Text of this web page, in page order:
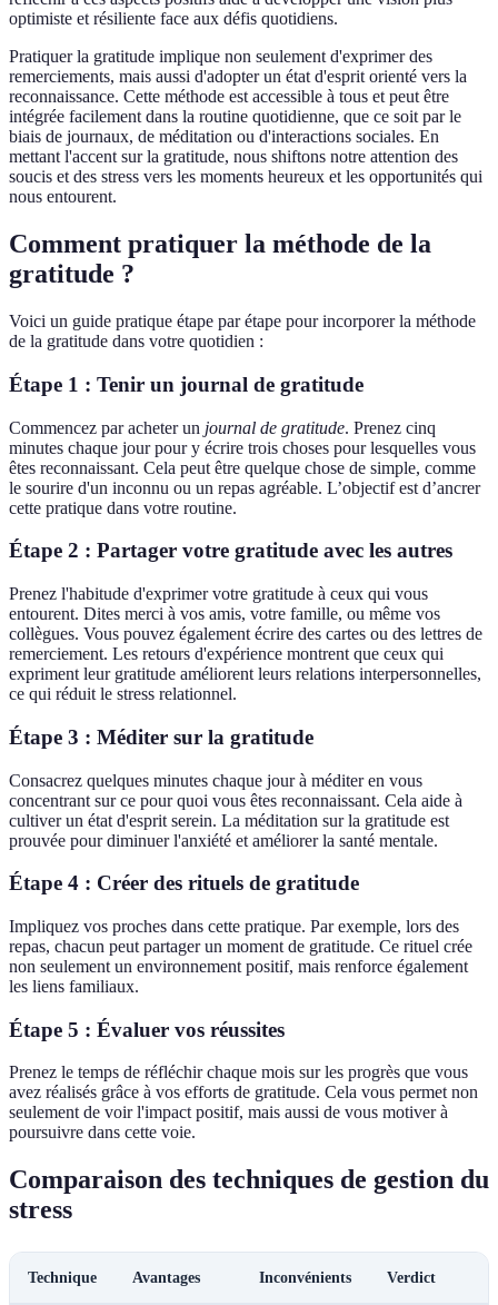
optimiste et résiliente face aux défis quotidiens.
Pratiquer la gratitude implique non seulement d'exprimer des
remerciements, mais aussi d'adopter un état d'esprit orienté vers la
reconnaissance. Cette méthode est accessible à tous et peut être
intégrée facilement dans la routine quotidienne, que ce soit par le
biais de journaux, de méditation ou d'interactions sociales. En
mettant l'accent sur la gratitude, nous shiftons notre attention des
soucis et des stress vers les moments heureux et les opportunités qui
nous entourent.
Comment pratiquer la méthode de la
gratitude ?
Voici un guide pratique étape par étape pour incorporer la méthode
de la gratitude dans votre quotidien :
Étape 1 : Tenir un journal de gratitude
Commencez par acheter un journal de gratitude. Prenez cinq
minutes chaque jour pour y écrire trois choses pour lesquelles vous
êtes reconnaissant. Cela peut être quelque chose de simple, comme
le sourire d'un inconnu ou un repas agréable. L’objectif est d’ancrer
cette pratique dans votre routine.
Étape 2 : Partager votre gratitude avec les autres
Prenez l'habitude d'exprimer votre gratitude à ceux qui vous
entourent. Dites merci à vos amis, votre famille, ou même vos
collègues. Vous pouvez également écrire des cartes ou des lettres de
remerciement. Les retours d'expérience montrent que ceux qui
expriment leur gratitude améliorent leurs relations interpersonnelles,
ce qui réduit le stress relationnel.
Étape 3 : Méditer sur la gratitude
Consacrez quelques minutes chaque jour à méditer en vous
concentrant sur ce pour quoi vous êtes reconnaissant. Cela aide à
cultiver un état d'esprit serein. La méditation sur la gratitude est
prouvée pour diminuer l'anxiété et améliorer la santé mentale.
Étape 4 : Créer des rituels de gratitude
Impliquez vos proches dans cette pratique. Par exemple, lors des
repas, chacun peut partager un moment de gratitude. Ce rituel crée
non seulement un environnement positif, mais renforce également
les liens familiaux.
Étape 5 : Évaluer vos réussites
Prenez le temps de réfléchir chaque mois sur les progrès que vous
avez réalisés grâce à vos efforts de gratitude. Cela vous permet non
seulement de voir l'impact positif, mais aussi de vous motiver à
poursuivre dans cette voie.
Comparaison des techniques de gestion du
stress
Technique Avantages Inconvénients Verdict